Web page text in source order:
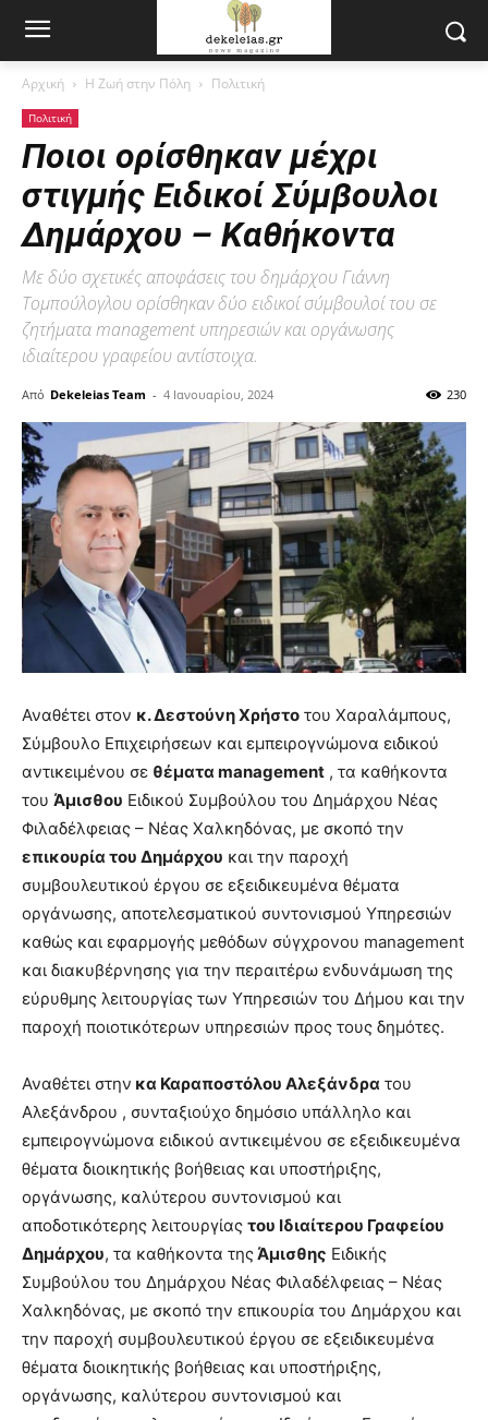
Αρχική Η Ζωή στην Πόλη Πολιτική
Πολιτική
Ποιοι ορίσθηκαν μέχρι
στιγμής Ειδικοί Σύμβουλοι
Δημάρχου – Καθήκοντα
Με δύο σχετικές αποφάσεις του δημάρχου Γιάννη
Τομπούλογλου ορίσθηκαν δύο ειδικοί σύμβουλοί του σε
ζητήματα management υπηρεσιών και οργάνωσης
ιδιαίτερου γραφείου αντίστοιχα.
Από Dekeleias Team - 4 Ιανουαρίου, 2024 230
Αναθέτει στον κ. Δεστούνη Χρήστο του Χαραλάμπους,
Σύμβουλο Επιχειρήσεων και εμπειρογνώμονα ειδικού
αντικειμένου σε θέματα management , τα καθήκοντα
του Άμισθου Ειδικού Συμβούλου του Δημάρχου Νέας
Φιλαδέλφειας – Νέας Χαλκηδόνας, με σκοπό την
επικουρία του Δημάρχου και την παροχή
συμβουλευτικού έργου σε εξειδικευμένα θέματα
οργάνωσης, αποτελεσματικού συντονισμού Υπηρεσιών
καθώς και εφαρμογής μεθόδων σύγχρονου management
και διακυβέρνησης για την περαιτέρω ενδυνάμωση της
εύρυθμης λειτουργίας των Υπηρεσιών του Δήμου και την
παροχή ποιοτικότερων υπηρεσιών προς τους δημότες.
Αναθέτει στην κα Καραποστόλου Αλεξάνδρα του
Αλεξάνδρου , συνταξιούχο δημόσιο υπάλληλο και
εμπειρογνώμονα ειδικού αντικειμένου σε εξειδικευμένα
θέματα διοικητικής βοήθειας και υποστήριξης,
οργάνωσης, καλύτερου συντονισμού και
αποδοτικότερης λειτουργίας του Ιδιαίτερου Γραφείου
Δημάρχου, τα καθήκοντα τηςΆμισθης Ειδικής
Συμβούλου του Δημάρχου Νέας Φιλαδέλφειας – Νέας
Χαλκηδόνας, με σκοπό την επικουρία του Δημάρχου και
την παροχή συμβουλευτικού έργου σε εξειδικευμένα
θέματα διοικητικής βοήθειας και υποστήριξης,
οργάνωσης, καλύτερου συντονισμού και